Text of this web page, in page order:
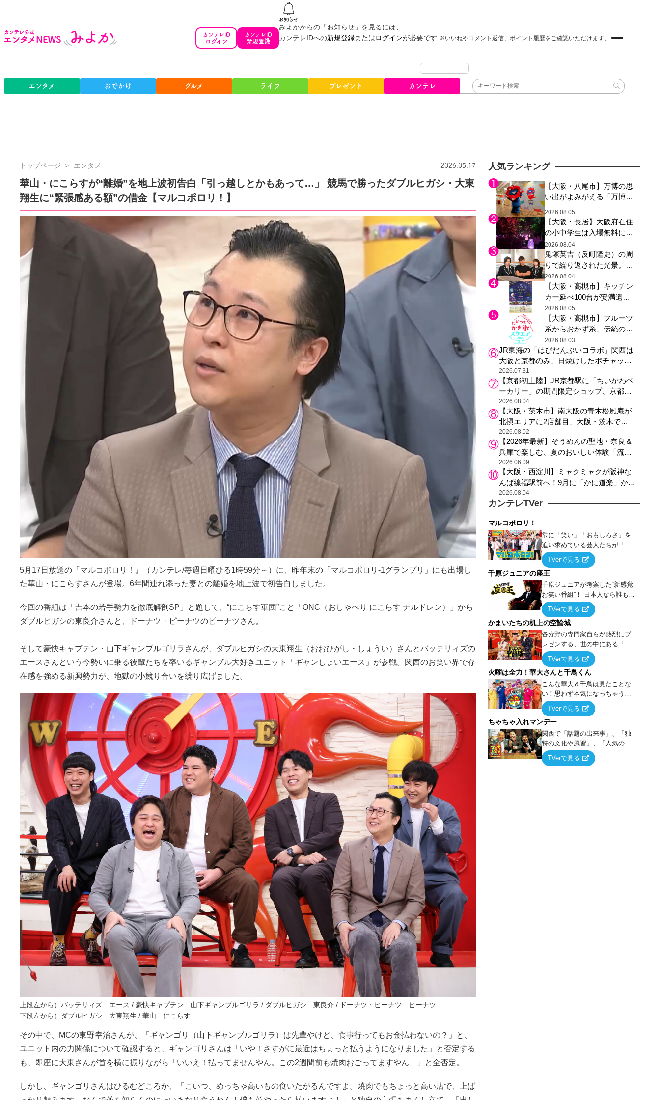
カンテレID
ログイン
カンテレID
新規登録
みよかからの「お知らせ」を見るには、
カンテレIDへの新規登録またはログインが必要です ※いいねやコメント返信、ポイント履歴をご確認いただけます。
エンタメ おでかけ グルメ ライフ プレゼント カンテレ
トップページ カ
テ
レ
式
エンタメ 2026.05.17
華山・にこらすが“離婚”を地上波初告白「引っ越しとかもあって…」 競馬で勝ったダブルヒガシ・大東
翔生に“緊張感ある額”の借金【マルコポロリ！】
5月17日放送の『マルコポロリ！』（カンテレ/毎週日曜ひる1時59分～）に、昨年末の「マルコポロリ-1グランプリ」にも出場し
た華山・にこらすさんが登場。6年間連れ添った妻との離婚を地上波で初告白しました。
今回の番組は「吉本の若手勢力を徹底解剖SP」と題して、“にこらす軍団”こと「ONC（おしゃべり にこらす チルドレン）」から
ダブルヒガシの東良介さんと、ドーナツ・ピーナツのピーナツさん。
そして豪快キャプテン・山下ギャンブルゴリラさんが、ダブルヒガシの大東翔生（おおひがし・しょうい）さんとバッテリィズの
エースさんという今勢いに乗る後輩たちを率いるギャンブル大好きユニット「ギャンしょいエース」が参戦。関西のお笑い界で存
在感を強める新興勢力が、地獄の小競り合いを繰り広げました。
上段左から）バッテリィズ エース / 豪快キャプテン 山下ギャンブルゴリラ / ダブルヒガシ 東良介 / ドーナツ・ピーナツ ピーナツ
下段左から）ダブルヒガシ 大東翔生 / 華山 にこらす
その中で、MCの東野幸治さんが、「ギャンゴリ（山下ギャンブルゴリラ）は先輩やけど、食事行ってもお金払わないの？」と、
ユニット内の力関係について確認すると、ギャンゴリさんは「いや！さすがに最近はちょっと払うようになりました」と否定する
も、即座に大東さんが首を横に振りながら「いいえ！払ってませんやん。この2週間前も焼肉おごってますやん！」と全否定。
しかし、ギャンゴリさんはひるむどころか、「こいつ、めっちゃ高いもの食いたがるんですよ。焼肉でもちょっと高い店で、上ば
人気ランキング
【大阪・八尾市】万博の思
い出がよみがえる「万博レ
クミャク登場、大屋根リン
グ木材展示も
2026.08.05
【大阪・長居】大阪府在住
の小中学生は入場無料に、
チームラボが「夏休みの自
由研究の課題に」と「ボタ
ニカルガーデン 大阪」へ招
待
2026.08.04
鬼塚英吉（反町隆史）の周
りで繰り返された光景。ド
ラマ『GTO』第３話で光っ
た演出の巧みさ
2026.08.04
【大阪・高槻市】キッチン
カー延べ100台が安満遺跡
公園に集結、夏の夜を満喫
する4日間のグルメイベン
ト
2026.08.05
【大阪・高槻市】フルーツ
系からおかず系、伝統の天
然氷まで人気店が集結、高
槻阪急スクエアで「かき
氷」祭り
2026.08.03
JR東海の「はぴだんぶいコラボ」関西は
大阪と京都のみ、日焼けしたポチャッコ
らサンリオキャラが描かれた駅弁やグッ
ズが登場
2026.07.31
【京都初上陸】JR京都駅に「ちいかわベ
ーカリー」の期間限定ショップ、京都の
銘菓“おたべ”との限定コラボも
2026.08.04
【大阪・茨木市】南大阪の青木松風庵が
北摂エリアに2店舗目、大阪・茨木で
も“焼きたて”の月化粧が食べられる
2026.08.02
【2026年最新】そうめんの聖地・奈良＆
兵庫で楽しむ、夏のおいしい体験「流し
そうめん体験」おすすめ3選
2026.06.09
【大阪・西淀川】ミャクミャクが阪神な
んば線福駅前へ！9月に「かに道楽」から
阪神沿線の新ランドマークにお引っ越し
2026.08.04
カンテレTVer
マルコポロリ！
常に「笑い」「おもしろさ」を
追い求めている芸人たちが「芸
能界」という大海原に漕ぎ出で
て、新たなオモシロ人間を発掘
する！
TVerで見る
千原ジュニアの座王
千原ジュニアが考案した“新感覚
お笑い番組”！ 日本人なら誰もが
馴染みのある『イス取りゲー
ム』をベースに、大喜利・ギャ
グ・モノボケ・歌…など様々な
お題で芸人がショートネタを競
い合う！
TVerで見る
かまいたちの机上の空論城
各分野の専門家自らが熱烈にプ
レゼンする、世の中にある「試
したことはないが、やってみた
らこうなる！…ハズ」という“机
上の空論”に若手芸人らがカラダ
を張って挑む！
TVerで見る
火曜は全力！華大さんと千鳥くん
こんな華大＆千鳥は見たことな
い！思わず本気になっちゃうゲ
ームに挑戦するバラエティー！
TVerで見る
ちゃちゃ入れマンデー
関西で「話題の出来事」、「独
特の文化や風習」、「人気の行
列ができる店」などあらゆるテ
ーマについて好き放題にちゃち
TVerで見る